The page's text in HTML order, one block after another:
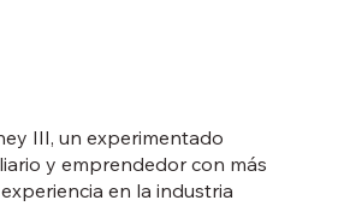
III, un experimentado
y emprendedor con más
en la industria